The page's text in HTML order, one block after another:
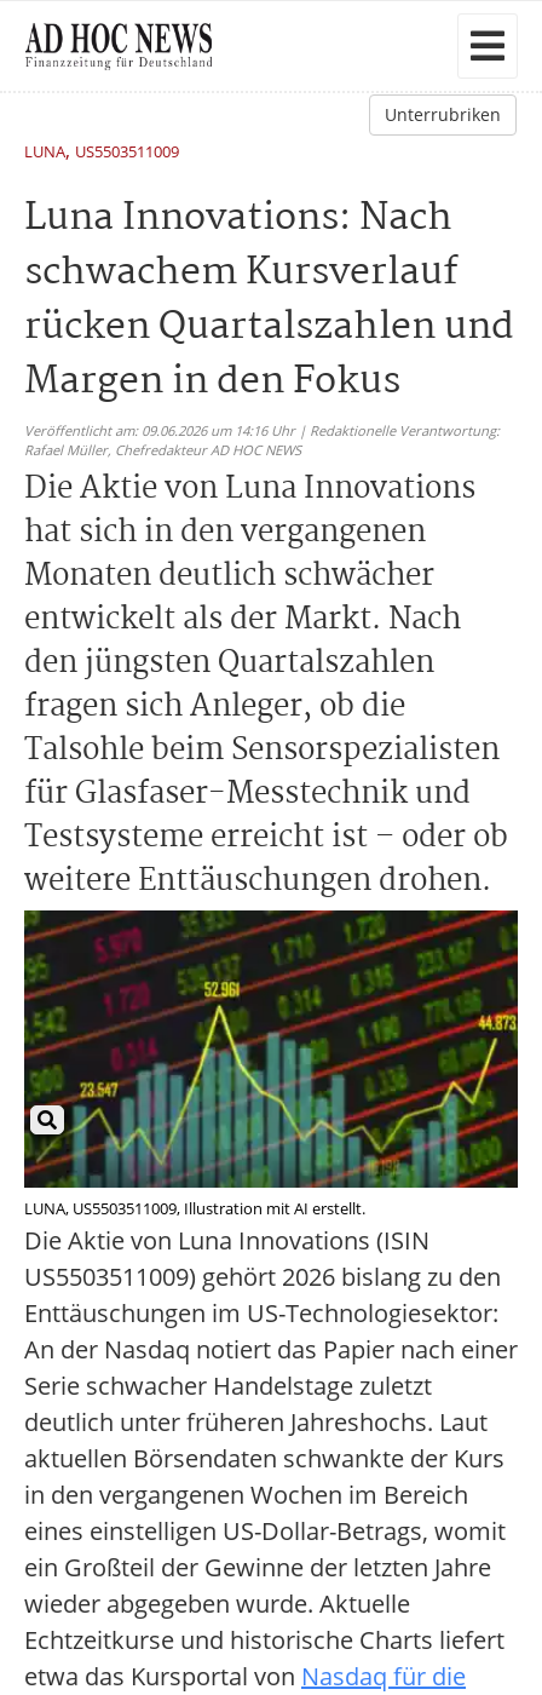
Unterrubriken
LUNA, US5503511009
Luna Innovations: Nach
schwachem Kursverlauf
rücken Quartalszahlen und
Margen in den Fokus
Veröffentlicht am: 09.06.2026 um 14:16 Uhr | Redaktionelle Verantwortung:
Rafael Müller, Chefredakteur AD HOC NEWS
Die Aktie von Luna Innovations
hat sich in den vergangenen
Monaten deutlich schwächer
entwickelt als der Markt. Nach
den jüngsten Quartalszahlen
fragen sich Anleger, ob die
Talsohle beim Sensorspezialisten
für Glasfaser-Messtechnik und
Testsysteme erreicht ist – oder ob
weitere Enttäuschungen drohen.
LUNA, US5503511009, Illustration mit AI erstellt.
Die Aktie von Luna Innovations (ISIN
US5503511009) gehört 2026 bislang zu den
Enttäuschungen im US-Technologiesektor:
An der Nasdaq notiert das Papier nach einer
Serie schwacher Handelstage zuletzt
deutlich unter früheren Jahreshochs. Laut
aktuellen Börsendaten schwankte der Kurs
in den vergangenen Wochen im Bereich
eines einstelligen US-Dollar-Betrags, womit
ein Großteil der Gewinne der letzten Jahre
wieder abgegeben wurde. Aktuelle
Echtzeitkurse und historische Charts liefert
etwa das Kursportal von Nasdaq für die